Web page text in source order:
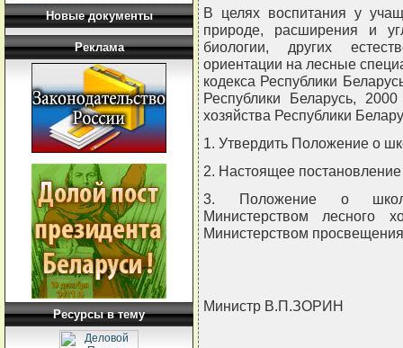
Новые документы
Реклама
Ресурсы в тему
В целях воспитания у
природе, расширения и
биологии, других
ориентации на лесные
кодекса Республики
Республики Беларусь,
хозяйства Республики
1. Утвердить Положение о
2. Настоящее постановление
3. Положение о
Министерством
Министерством
Министр В.П.ЗОРИН